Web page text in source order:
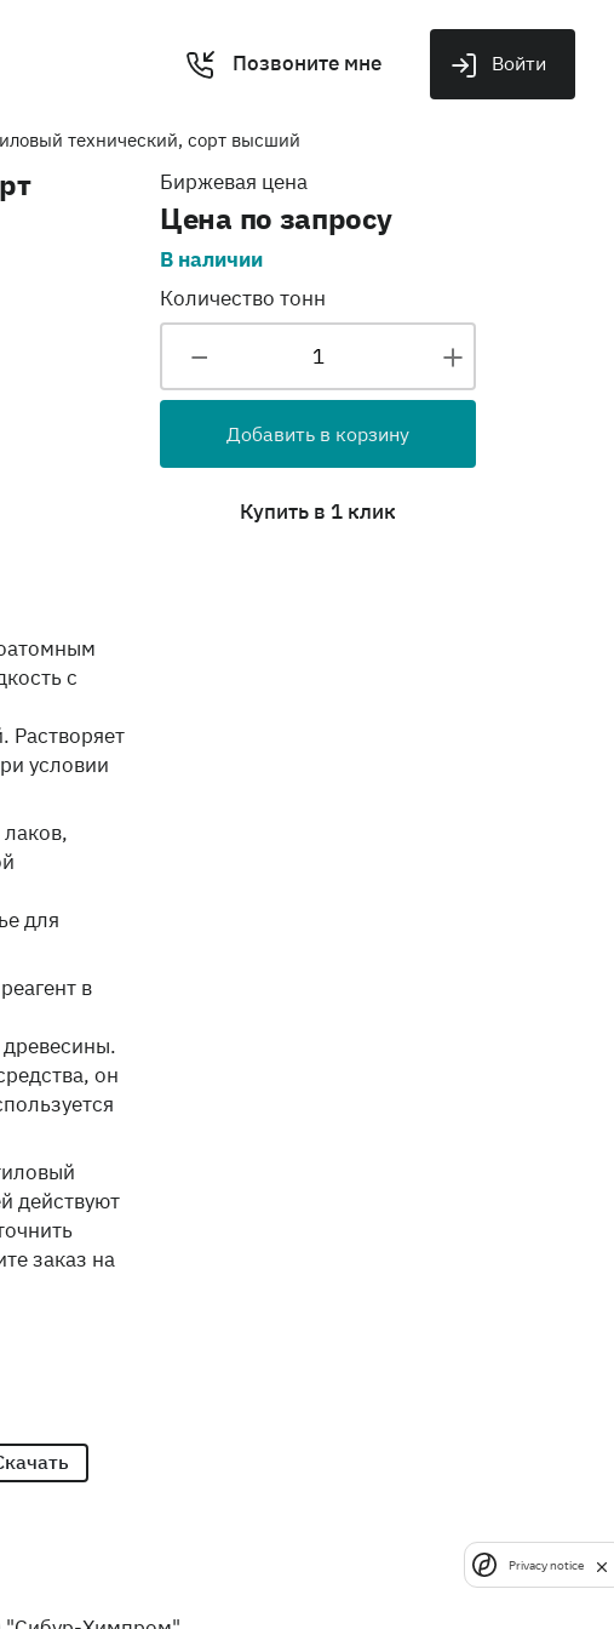
Позвоните мне Войти
технический, сорт высший
Биржевая цена
Цена по запросу
В наличии
Количество тонн
Добавить в корзину
Купить в 1 клик
с
Растворяет
условии
для
в
он
действуют
заказ на
Privacy notice